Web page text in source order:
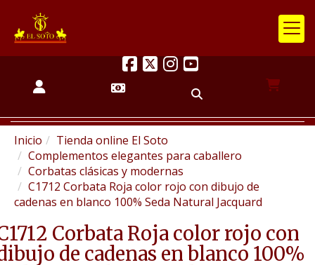
Inicio
Tienda online El Soto
Complementos elegantes para caballero
Corbatas clásicas y modernas
C1712 Corbata Roja color rojo con dibujo de
cadenas en blanco 100% Seda Natural Jacquard
Corbata Roja color rojo con
de cadenas en blanco 100%